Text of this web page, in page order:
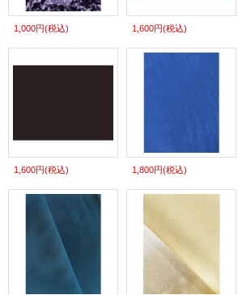
1,000円(税込) 1,600円(税込)
1,600円(税込) 1,800円(税込)